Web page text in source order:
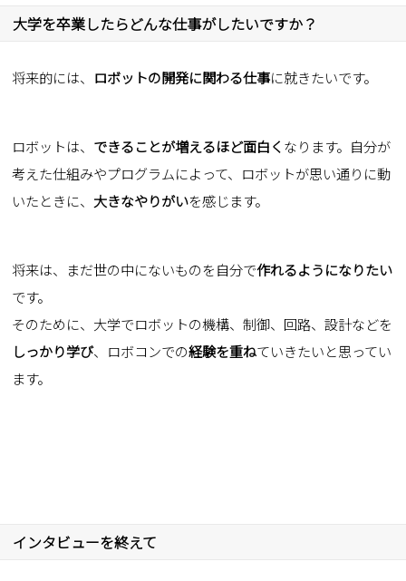
大学を卒業したらどんな仕事がしたいですか？
将来的には、 ロボットの開発に関わる仕事に就きたいです。
ロボットは、 できることが増えるほど面白く なります。自分が
考えた仕組みやプログラムによって、ロボットが思い通りに動
いたときに、 大きなやりがいを感じます。
将来は、まだ世の中にないものを自分で作れるようになりたい
です。
そのために、大学でロボットの機構、制御、回路、設計などを
しっかり学び、ロボコンでの経験を重ねていきたいと思ってい
ます。
インタビューを終えて